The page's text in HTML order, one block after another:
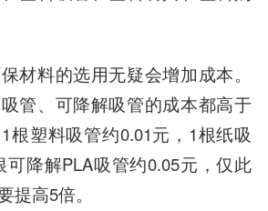
材料的选用无疑会增加成本。
管、可降解吸管的成本都高于
根塑料吸管约0.01元，1根纸吸
可降解PLA吸管约0.05元，仅此
提高5倍。